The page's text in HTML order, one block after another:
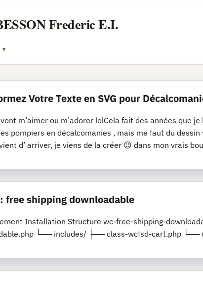
Frederic E.I.
▾
Votre Texte en SVG pour
m’aimer ou m’adorer lolCela fait des années que
pompiers en décalcomanies , mais me faut du
d’ arriver, je viens de la créer 😉 dans mon vrais
free shipping downloadable
Installation Structure wc-free-shipping-
└── includes/ ├── class-wcfsd-cart.php └──